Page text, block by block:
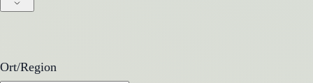
Ort/Region